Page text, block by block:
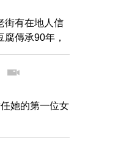
也可以很
街有在地人信
傳承90年，
她的第一位女